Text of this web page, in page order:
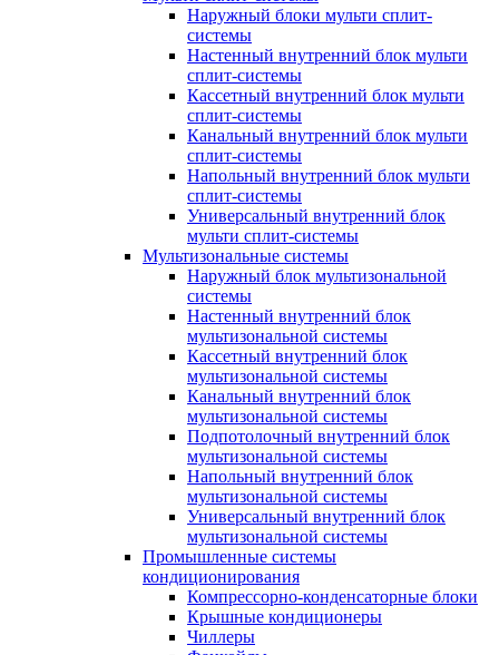
Наружный блоки мульти сплит-
системы
Настенный внутренний блок мульти
сплит-системы
Кассетный внутренний блок мульти
сплит-системы
Канальный внутренний блок мульти
сплит-системы
Напольный внутренний блок мульти
сплит-системы
Универсальный внутренний блок
мульти сплит-системы
Мультизональные системы
Наружный блок мультизональной
системы
Настенный внутренний блок
мультизональной системы
Кассетный внутренний блок
мультизональной системы
Канальный внутренний блок
мультизональной системы
Подпотолочный внутренний блок
мультизональной системы
Напольный внутренний блок
мультизональной системы
Универсальный внутренний блок
мультизональной системы
Промышленные системы
кондиционирования
Компрессорно-конденсаторные блоки
Крышные кондиционеры
Чиллеры